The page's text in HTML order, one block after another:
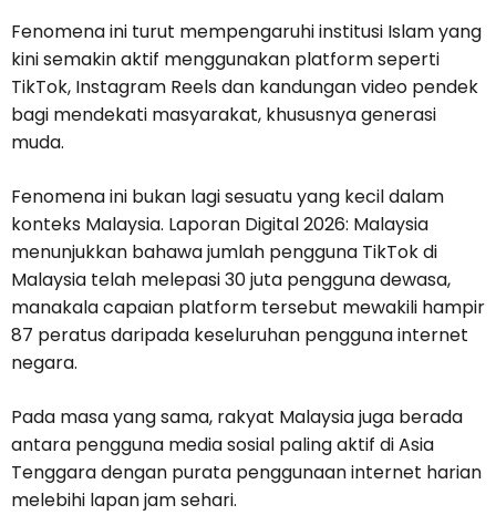
Fenomena ini turut mempengaruhi institusi Islam yang
kini semakin aktif menggunakan platform seperti
TikTok, Instagram Reels dan kandungan video pendek
bagi mendekati masyarakat, khususnya generasi
muda.
Fenomena ini bukan lagi sesuatu yang kecil dalam
konteks Malaysia. Laporan Digital 2026: Malaysia
menunjukkan bahawa jumlah pengguna TikTok di
Malaysia telah melepasi 30 juta pengguna dewasa,
manakala capaian platform tersebut mewakili hampir
87 peratus daripada keseluruhan pengguna internet
negara.
Pada masa yang sama, rakyat Malaysia juga berada
antara pengguna media sosial paling aktif di Asia
Tenggara dengan purata penggunaan internet harian
melebihi lapan jam sehari.